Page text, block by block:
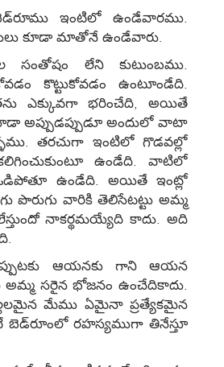
ఇంటిలో ఉండేవారము.
కూడా మాతోనే ఉండేవారు.
లేని కుటుంబము.
కొట్టుకోవడం ఉంటూండేది.
ఎక్కువగా భరించేది, అయితే
అప్పుడప్పుడూ అందులో వాటా
తరచుగా ఇంటిలో గొడవల్లో
ఉండేది. వాటిలో
ఉండేది. అయితే ఇంట్లో
పొరుగు వారికి తెలిసేటట్టు అమ్మ
నాకర్థమయ్యేది కాదు. అది
ఆయనకు గాని ఆయన
అమ్మ సరైన భోజనం ఉంచేదికాదు.
మేము ఏమైనా ప్రత్యేకమైన
బెడ్‌రూంలో రహస్యముగా తినేస్తూ